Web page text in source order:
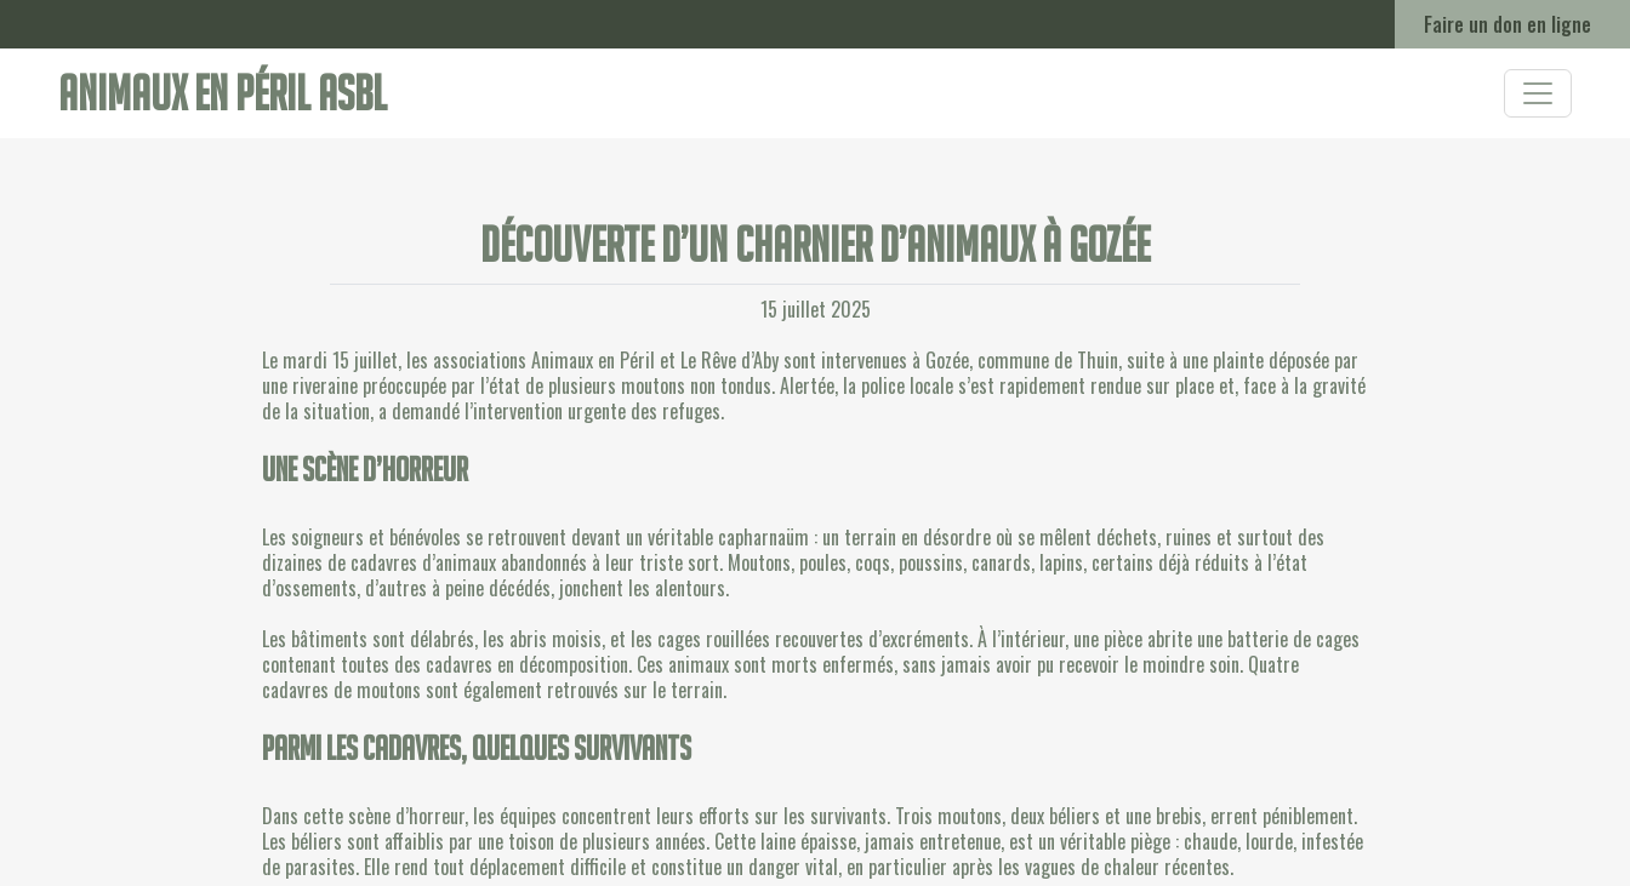
Faire un don en ligne
Animaux en Péril ASBL
Découverte d’un charnier d’animaux à Gozée
15 juillet 2025
Le mardi 15 juillet, les associations Animaux en Péril et Le Rêve d’Aby sont intervenues à Gozée, commune de Thuin, suite à une plainte déposée par
une riveraine préoccupée par l’état de plusieurs moutons non tondus. Alertée, la police locale s’est rapidement rendue sur place et, face à la gravité
de la situation, a demandé l’intervention urgente des refuges.
Unescène d’horreur
Les soigneurs et bénévoles se retrouvent devant un véritable capharnaüm : un terrain en désordre où se mêlent déchets, ruines et surtout des
dizaines de cadavres d’animaux abandonnés à leur triste sort. Moutons, poules, coqs, poussins, canards, lapins, certains déjà réduits à l’état
d’ossements, d’autres à peine décédés, jonchent les alentours.
Les bâtiments sont délabrés, les abris moisis, et les cages rouillées recouvertes d’excréments. À l’intérieur, une pièce abrite une batterie de cages
contenant toutes des cadavres en décomposition. Ces animaux sont morts enfermés, sans jamais avoir pu recevoir le moindre soin. Quatre
cadavres de moutons sont également retrouvés sur le terrain.
Parmi les cadavres, quelques survivants
Dans cette scène d’horreur, les équipes concentrent leurs efforts sur les survivants. Trois moutons, deux béliers et une brebis, errent péniblement.
Les béliers sont affaiblis par une toison de plusieurs années. Cette laine épaisse, jamais entretenue, est un véritable piège : chaude, lourde, infestée
de parasites. Elle rend tout déplacement difficile et constitue un danger vital, en particulier après les vagues de chaleur récentes.